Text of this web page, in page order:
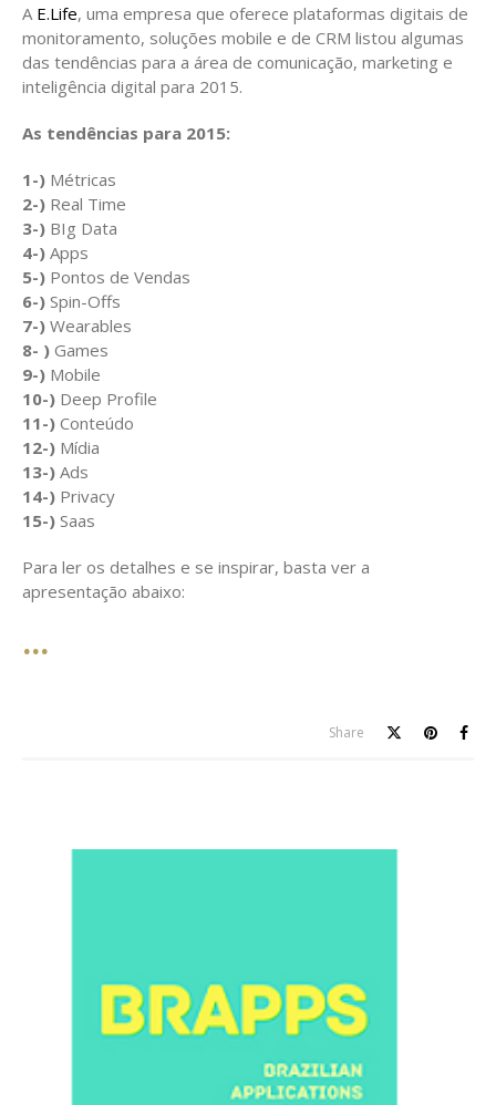
A E.Life, uma empresa que oferece plataformas digitais de
monitoramento, soluções mobile e de CRM listou algumas
das tendências para a área de comunicação, marketing e
inteligência digital para 2015.
As tendências para 2015:
1-) Métricas
2-) Real Time
3-) BIg Data
4-) Apps
5-) Pontos de Vendas
6-) Spin-Offs
7-) Wearables
8- ) Games
9-) Mobile
10-) Deep Profile
11-) Conteúdo
12-) Mídia
13-) Ads
14-) Privacy
15-) Saas
Para ler os detalhes e se inspirar, basta ver a
apresentação abaixo:
Share